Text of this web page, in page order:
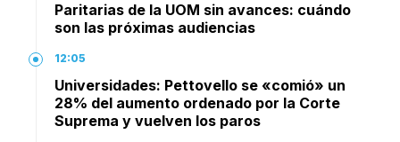
Paritarias de la UOM sin avances: cuándo
son las próximas audiencias
12:05
Universidades: Pettovello se «comió» un
28% del aumento ordenado por la Corte
Suprema y vuelven los paros